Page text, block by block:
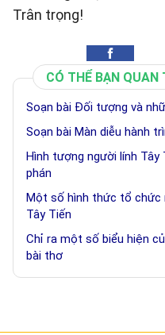
Trân trọng!
CÓ THỂ BẠN QUAN
Soạn bài Đối tượng và
Soạn bài Màn diễu hành
Hình tượng người lính
phán
Một số hình thức tổ chức
Tây Tiến
Chỉ ra một số biểu hiện
bài thơ